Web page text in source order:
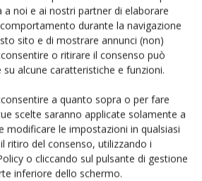
noi e ai nostri partner di elaborare
durante la navigazione
sito e di mostrare annunci (non)
o ritirare il consenso può
alcune caratteristiche e funzioni.
a quanto sopra o per fare
scelte saranno applicate solamente a
modificare le impostazioni in qualsiasi
ritiro del consenso, utilizzando i
o cliccando sul pulsante di gestione
inferiore dello schermo.
VT-Drive
macchina con all’attivo 300 ore